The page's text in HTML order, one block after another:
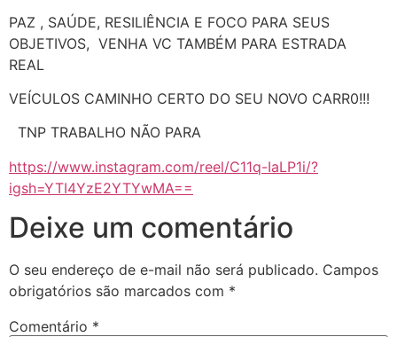
PAZ , SAÚDE, RESILIÊNCIA E FOCO PARA SEUS
OBJETIVOS, VENHA VC TAMBÉM PARA ESTRADA
REAL
VEÍCULOS CAMINHO CERTO DO SEU NOVO CARR0!!!
TNP TRABALHO NÃO PARA
https://www.instagram.com/reel/C11q-IaLP1i/?
igsh=YTI4YzE2YTYwMA==
Deixe um comentário
O seu endereço de e-mail não será publicado. Campos
obrigatórios são marcados com *
Comentário *